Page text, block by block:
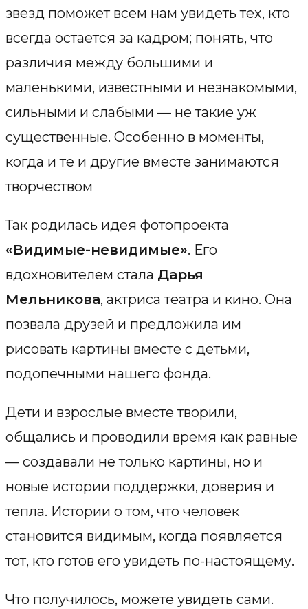
звезд поможет всем нам увидеть тех, кто
всегда остается за кадром; понять, что
различия между большими и
маленькими, известными и незнакомыми,
сильными и слабыми — не такие уж
существенные. Особенно в моменты,
когда и те и другие вместе занимаются
творчеством
Так родилась идея фотопроекта
«Видимые-невидимые». Его
вдохновителем стала Дарья
Мельникова, актриса театра и кино. Она
позвала друзей и предложила им
рисовать картины вместе с детьми,
подопечными нашего фонда.
Дети и взрослые вместе творили,
общались и проводили время как равные
— создавали не только картины, но и
новые истории поддержки, доверия и
тепла. Истории о том, что человек
становится видимым, когда появляется
тот, кто готов его увидеть по-настоящему.
Что получилось, можете увидеть сами.